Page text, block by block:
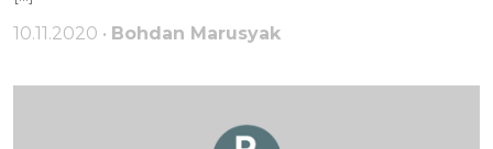
10.11.2020 • Bohdan Marusyak